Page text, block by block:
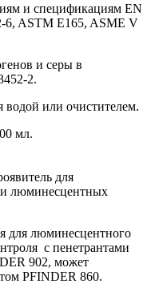
и спецификациям EN
6, ASTM E165, ASME V
и серы в
2.
водой или очистителем.
мл.
для
люминесцентных
для люминесцентного
с пенетрантами
902, может
PFINDER 860.